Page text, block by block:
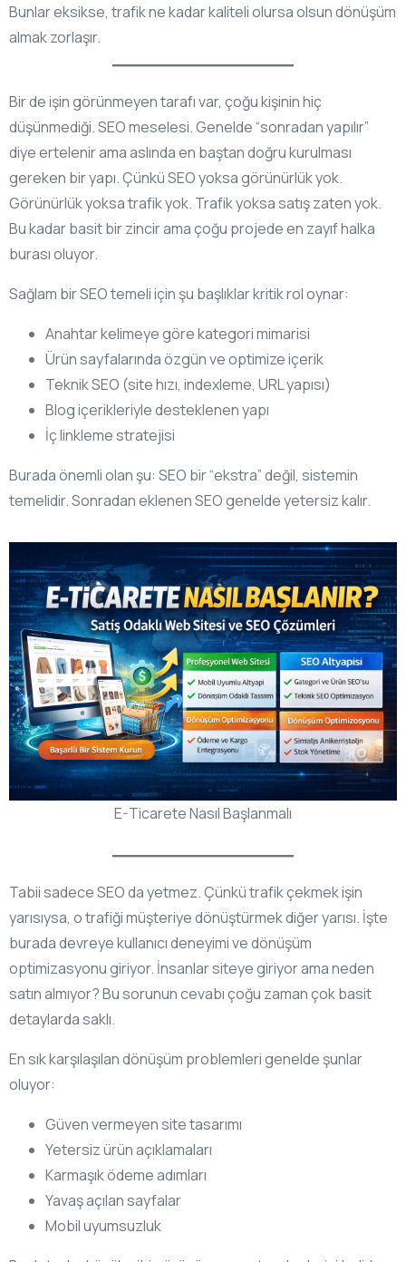
Bunlar eksikse, trafik ne kadar kaliteli olursa olsun dönüşüm
almak zorlaşır.
Bir de işin görünmeyen tarafı var, çoğu kişinin hiç
düşünmediği. SEO meselesi. Genelde “sonradan yapılır”
diye ertelenir ama aslında en baştan doğru kurulması
gereken bir yapı. Çünkü SEO yoksa görünürlük yok.
Görünürlük yoksa trafik yok. Trafik yoksa satış zaten yok.
Bu kadar basit bir zincir ama çoğu projede en zayıf halka
burası oluyor.
Sağlam bir SEO temeli için şu başlıklar kritik rol oynar:
Anahtar kelimeye göre kategori mimarisi
Ürün sayfalarında özgün ve optimize içerik
Teknik SEO (site hızı, indexleme, URL yapısı)
Blog içerikleriyle desteklenen yapı
İç linkleme stratejisi
Burada önemli olan şu: SEO bir “ekstra” değil, sistemin
temelidir. Sonradan eklenen SEO genelde yetersiz kalır.
E-Ticarete Nasıl Başlanmalı
Tabii sadece SEO da yetmez. Çünkü trafik çekmek işin
yarısıysa, o trafiği müşteriye dönüştürmek diğer yarısı. İşte
burada devreye kullanıcı deneyimi ve dönüşüm
optimizasyonu giriyor. İnsanlar siteye giriyor ama neden
satın almıyor? Bu sorunun cevabı çoğu zaman çok basit
detaylarda saklı.
En sık karşılaşılan dönüşüm problemleri genelde şunlar
oluyor:
Güven vermeyen site tasarımı
Yetersiz ürün açıklamaları
Karmaşık ödeme adımları
Yavaş açılan sayfalar
Mobil uyumsuzluk